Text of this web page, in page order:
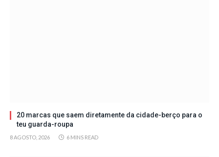
20 marcas que saem diretamente da cidade-berço para o
teu guarda-roupa
8 AGOSTO, 2026 6 MINS READ